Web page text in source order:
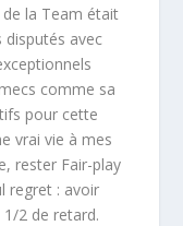
la Team était
avec
comme sa
pour cette
vrai vie à mes
rester Fair-play
regret : avoir
2 de retard.